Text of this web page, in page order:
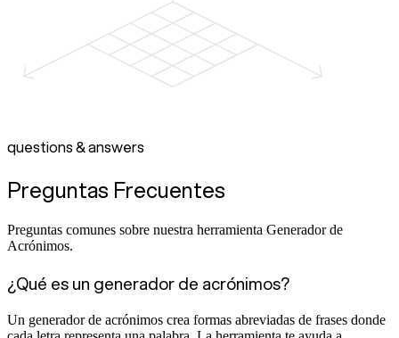
questions & answers
Preguntas Frecuentes
Preguntas comunes sobre nuestra herramienta Generador de
Acrónimos.
¿Qué es un generador de acrónimos?
Un generador de acrónimos crea formas abreviadas de frases donde